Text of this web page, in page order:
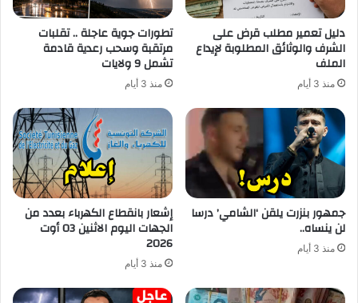
دليل تعمير مطلب قرض على
الشرف والوثائق المطلوبة لإيداع
الملف
منذ 3 أيام
تطورات جوية عاجلة .. تقلبات
مرتقبة وسحب رعدية قادمة
تشمل 9 ولايات
منذ 3 أيام
جمهور بنزرت يلقن ‘الشامي’ درسا
لن ينساه..
منذ 3 أيام
إشعار بانقطاع الكهرباء بعدد من
الجهات اليوم الاثنين 03 أوت
2026
منذ 3 أيام